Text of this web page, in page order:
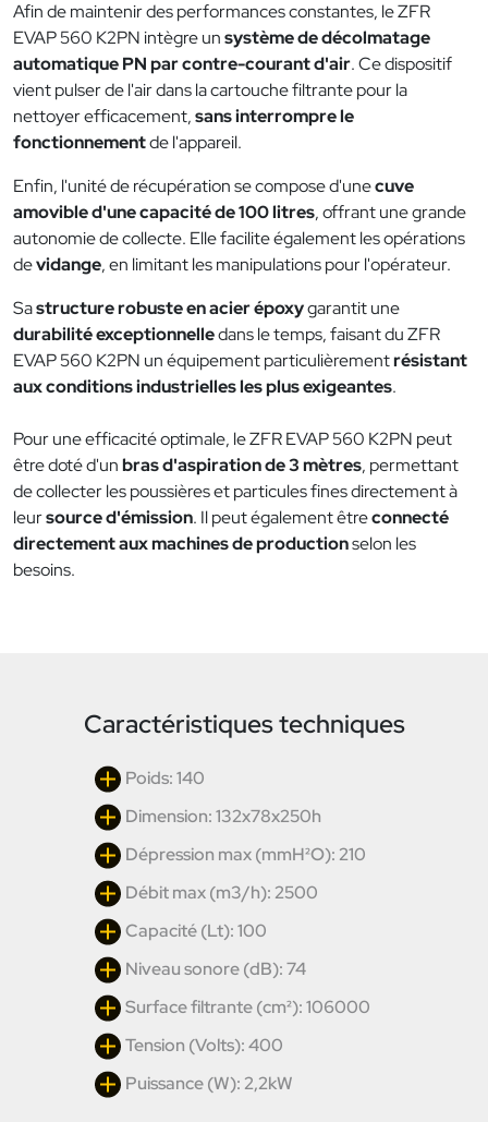
Afin de maintenir des performances constantes, le ZFR
EVAP 560 K2PN intègre unsystème de décolmatage
automatique PN par contre-courant d'air. Ce dispositif
vient pulser de l'air dans la cartouche filtrante pour la
nettoyer efficacement,sans interrompre le
fonctionnementde l'appareil.
Enfin, l'unité de récupération se compose d'unecuve
amovible d'une capacité de 100 litres, offrant une grande
autonomie de collecte. Elle facilite également les opérations
devidange, en limitant les manipulations pour l'opérateur.
Sastructure robuste en acier époxygarantit une
durabilité exceptionnelledans le temps, faisant du ZFR
EVAP 560 K2PN un équipement particulièrementrésistant
aux conditions industrielles les plus exigeantes.
Pour une efficacité optimale, le ZFR EVAP 560 K2PN peut
être doté d'unbras d'aspiration de 3 mètres, permettant
de collecter les poussières et particules fines directement à
leursource d'émission. Il peut également êtreconnecté
directement aux machines de productionselon les
besoins.
Caractéristiques techniques
Poids: 140
Dimension: 132x78x250h
Dépression max (mmH²O): 210
Débit max (m3/h): 2500
Capacité (Lt): 100
Niveau sonore (dB): 74
Surface filtrante (cm²): 106000
Tension (Volts): 400
Puissance (W): 2,2kW